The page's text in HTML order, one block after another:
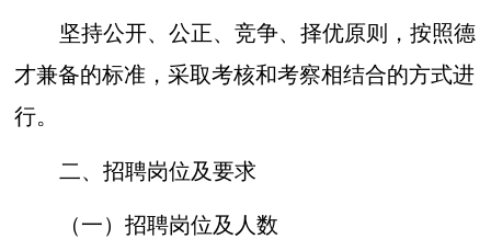
坚持公开、公正、竞争、择优原则，按照德
才兼备的标准，采取考核和考察相结合的方式进
行。
二、招聘岗位及要求
（一）招聘岗位及人数